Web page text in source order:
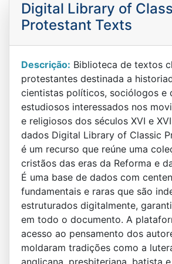
Digital Library of
Protestant Texts
Descrição: Biblioteca de textos
protestantes destinada a
cientistas políticos, sociólogos e
estudiosos interessados nos
e religiosos dos séculos XVI e
dados Digital Library of Classic
é um recurso que reúne uma
cristãos das eras da Reforma e
É uma base de dados com
fundamentais e raras que são
estruturados digitalmente,
em todo o documento. A
acesso ao pensamento dos
moldaram tradições como a
anglicana, presbiteriana, batista e